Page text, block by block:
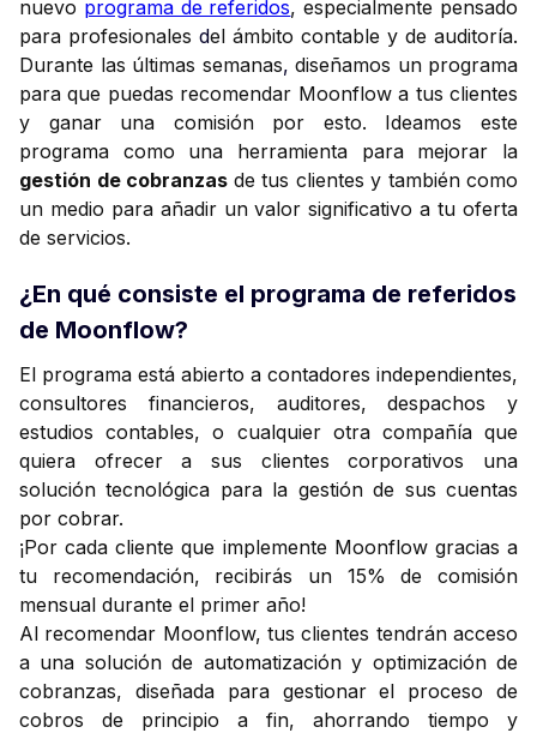
nuevo programa de referidos, especialmente pensado
para profesionales del ámbito contable y de auditoría.
Durante las últimas semanas, diseñamos un programa
para que puedas recomendar Moonflow a tus clientes
y ganar una comisión por esto. Ideamos este
programa como una herramienta para mejorar la
gestión de cobranzas de tus clientes y también como
un medio para añadir un valor significativo a tu oferta
de servicios.
¿En qué consiste el programa de referidos
de Moonflow?
El programa está abierto a contadores independientes,
consultores financieros, auditores, despachos y
estudios contables, o cualquier otra compañía que
quiera ofrecer a sus clientes corporativos una
solución tecnológica para la gestión de sus cuentas
por cobrar.
¡Por cada cliente que implemente Moonflow gracias a
tu recomendación, recibirás un 15% de comisión
mensual durante el primer año!
Al recomendar Moonflow, tus clientes tendrán acceso
a una solución de automatización y optimización de
cobranzas, diseñada para gestionar el proceso de
cobros de principio a fin, ahorrando tiempo y